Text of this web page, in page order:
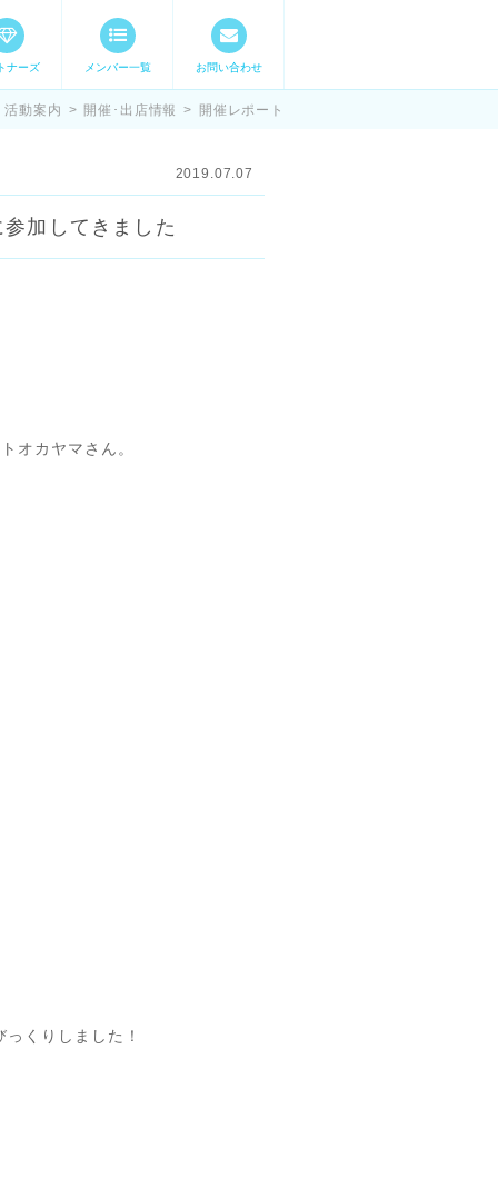
マステ スキル・
ナーズ メンバー一覧 お問い合わせ
活動案内 > 開催･出店情報 > 開催レポート
2019.07.07
加してきました
オカヤマさん。
くりしました！